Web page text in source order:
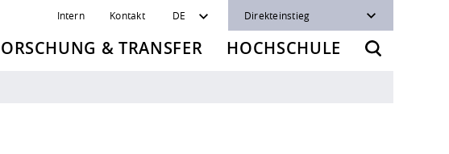
Intern Kontakt DE Direkteinstieg
& TRANSFER HOCHSCHULE